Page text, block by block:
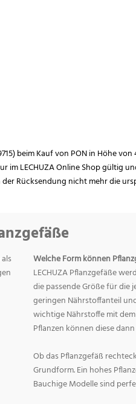
beim Kauf von PON in Höhe
LECHUZA Online Shop gültig
Rücksendung nicht mehr die
Welche Form können
LECHUZA Pflanzgefäße
die passende Größe für die
geringen Nährstoffanteil
wichtige Nährstoffe mit
Pflanzen können diese
Ob das Pflanzgefäß
Grundform. Ein hohes
Bauchige Modelle sind